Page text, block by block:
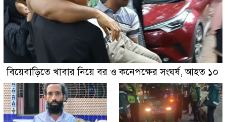
বিয়েবাড়িতে খাবার নিয়ে বর ও কনেপক্ষের সংঘর্ষ, আহত ১০